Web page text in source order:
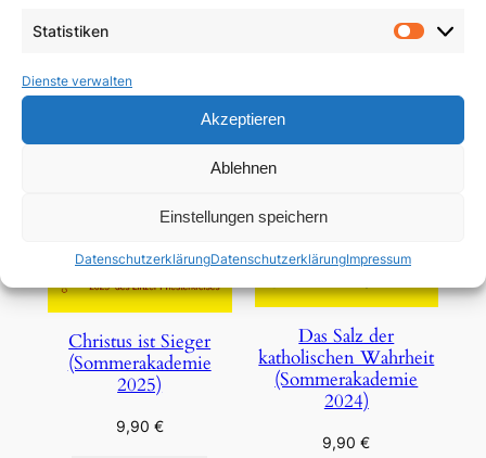
Statistiken
Dienste verwalten
Akzeptieren
Ablehnen
Einstellungen speichern
DatenschutzerklärungDatenschutzerklärungImpressum
Christus ist Sieger
(Sommerakademie
2025)
9,90 €
Das Salz der
katholischen Wahrheit
(Sommerakademie
2024)
9,90€